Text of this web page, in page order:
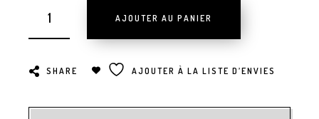
AJOUTER AU PANIER
SHARE AJOUTER À LA LISTE D’ENVIES